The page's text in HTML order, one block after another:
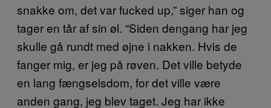
snakke om, det var fucked up,” siger han og
tager en tår af sin øl. “Siden dengang har jeg
skulle gå rundt med øjne i nakken. Hvis de
fanger mig, er jeg på røven. Det ville betyde
en lang fængselsdom, for det ville være
anden gang, jeg blev taget. Jeg har ikke